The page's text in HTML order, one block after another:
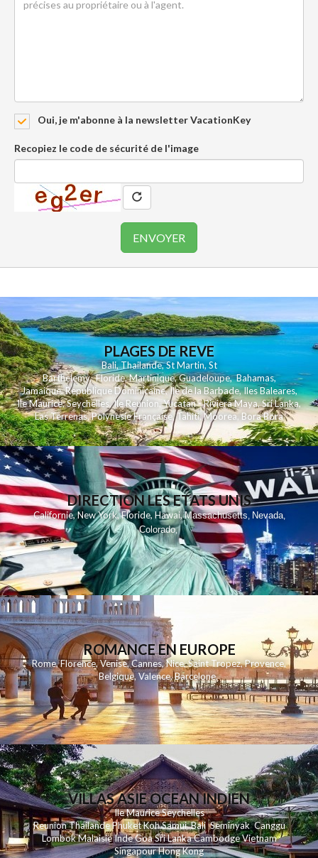
Oui, je m'abonne à la newsletter VacationKey
Recopiez le code de sécurité de l'image
PLAGES DE REVE
Bali,Thailande,St Martin,St
Barthelemy,Floride,Martinique,Guadeloupe,Bahamas,
Jamaique,Republique Dominicaine,Ile de la Barbade,Iles Baleares,
Ile Maurice,Seychelles,Ile Reunion,Yucatan - Riviera Maya,Sri Lanka,
Las Terrenas,Polynesie Française,Tahiti,Moorea, Bora Bora
DIRECTION LES ETATS UNIS
Californie,New York,Floride,Hawai,Massachusetts, Nevada,
Colorado,
ROMANCE EN EUROPE
Rome,Florence,Venise,Cannes,Nice,Saint Tropez,Provence,
Belgique,Valence,Barcelone,
VILLAS ASIE OCEAN INDIEN
Ile MauriceSeychelles
ReunionThailandePhuketKohSamui Bali SeminyakCanggu
LombokMalaisieIndeGoaSri LankaCambodgeVietnam
SingapourHong Kong